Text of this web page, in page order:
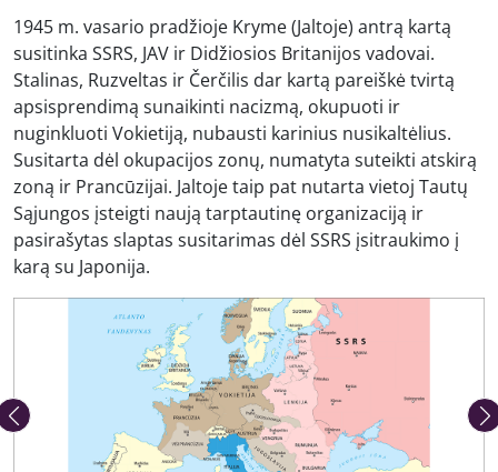
1945 m. vasario pradžioje Kryme (Jaltoje) antrą kartą
susitinka SSRS, JAV ir Didžiosios Britanijos vadovai.
Stalinas, Ruzveltas ir Čerčilis dar kartą pareiškė tvirtą
apsisprendimą sunaikinti nacizmą, okupuoti ir
nuginkluoti Vokietiją, nubausti karinius nusikaltėlius.
Susitarta dėl okupacijos zonų, numatyta suteikti atskirą
zoną ir Prancūzijai. Jaltoje taip pat nutarta vietoj Tautų
Sąjungos įsteigti naują tarptautinę organizaciją ir
pasirašytas slaptas susitarimas dėl SSRS įsitraukimo į
karą su Japonija.
Ankstesnė nuotrauka Kita